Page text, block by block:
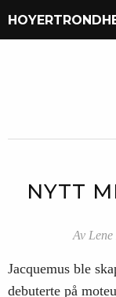
NYTT
Av
Jacquemus ble
debuterte på